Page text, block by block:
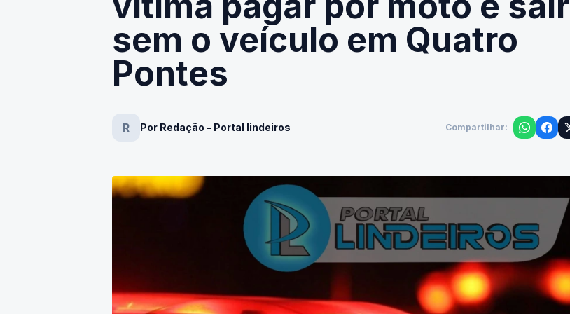
sem o veículo em Quatro
Pontes
R Por Redação - Portal lindeiros Compartilhar: